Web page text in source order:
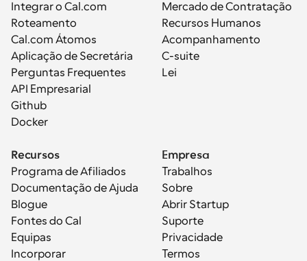
Integrar o Cal.com
Roteamento
Cal.com Átomos
Aplicação de Secretária
Perguntas Frequentes
API Empresarial
Github
Docker
Mercado de Contratação
Recursos Humanos
Acompanhamento
C-suite
Lei
Recursos
Programa de Afiliados
Documentação de Ajuda
Blogue
Fontes do Cal
Equipas
Incorporar
Empresa
Trabalhos
Sobre
Abrir Startup
Suporte
Privacidade
Termos